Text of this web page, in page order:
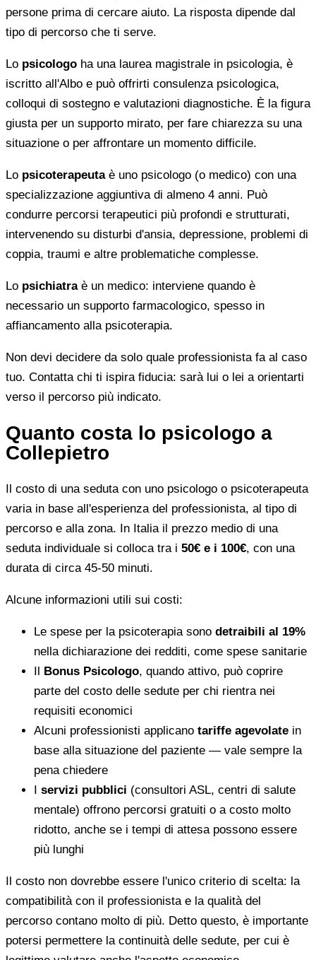
persone prima di cercare aiuto. La risposta dipende dal
tipo di percorso che ti serve.
Lo psicologo ha una laurea magistrale in psicologia, è
iscritto all'Albo e può offrirti consulenza psicologica,
colloqui di sostegno e valutazioni diagnostiche. È la figura
giusta per un supporto mirato, per fare chiarezza su una
situazione o per affrontare un momento difficile.
Lo psicoterapeutaè uno psicologo (o medico) con una
specializzazione aggiuntiva di almeno 4 anni. Può
condurre percorsi terapeutici più profondi e strutturati,
intervenendo su disturbi d'ansia, depressione, problemi di
coppia, traumi e altre problematiche complesse.
Lo psichiatraè un medico: interviene quando è
necessario un supporto farmacologico, spesso in
affiancamento alla psicoterapia.
Non devi decidere da solo quale professionista fa al caso
tuo. Contatta chi ti ispira fiducia: sarà lui o lei a orientarti
verso il percorso più indicato.
Quanto costa lo psicologo a
Collepietro
Il costo di una seduta con uno psicologo o psicoterapeuta
varia in base all'esperienza del professionista, al tipo di
percorso e alla zona. In Italia il prezzo medio di una
seduta individuale si colloca tra i 50€ e i 100€, con una
durata di circa 45-50 minuti.
Alcune informazioni utili sui costi:
Le spese per la psicoterapia sono detraibili al 19%
nella dichiarazione dei redditi, come spese sanitarie
Il Bonus Psicologo, quando attivo, può coprire
parte del costo delle sedute per chi rientra nei
requisiti economici
Alcuni professionisti applicano tariffe agevolate in
base alla situazione del paziente — vale sempre la
pena chiedere
I servizi pubblici (consultori ASL, centri di salute
mentale) offrono percorsi gratuiti o a costo molto
ridotto, anche se i tempi di attesa possono essere
più lunghi
Il costo non dovrebbe essere l'unico criterio di scelta: la
compatibilità con il professionista e la qualità del
percorso contano molto di più. Detto questo, è importante
potersi permettere la continuità delle sedute, per cui è